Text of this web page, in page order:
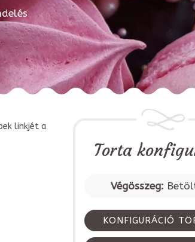
linkjét a
Torta
Végösszeg:
KONFIGURÁCIÓ